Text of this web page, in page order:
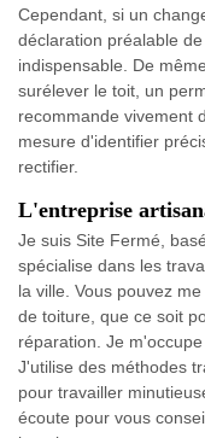
Cependant, si un
déclaration préalable
indispensable. De
surélever le toit, un
recommande vivement
mesure d'identifier
rectifier.
L'entreprise
Je suis Site Fermé,
spécialise dans les
la ville. Vous pouvez
de toiture, que ce soit
réparation. Je
J'utilise des méthodes
pour travailler
écoute pour vous